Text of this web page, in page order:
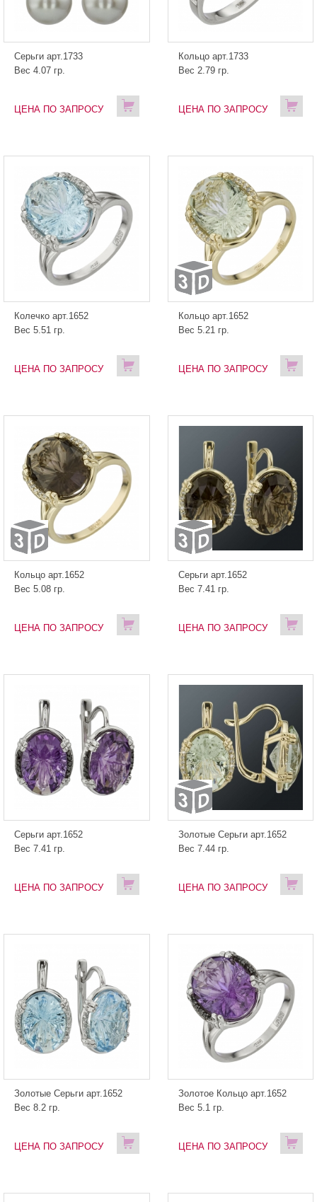
Серьги арт.1733
Вес 4.07 гр.
ЦЕНА ПО ЗАПРОСУ
Кольцо арт.1733
Вес 2.79 гр.
ЦЕНА ПО ЗАПРОСУ
Колечко арт.1652
Вес 5.51 гр.
ЦЕНА ПО ЗАПРОСУ
Кольцо арт.1652
Вес 5.21 гр.
ЦЕНА ПО ЗАПРОСУ
Кольцо арт.1652
Вес 5.08 гр.
ЦЕНА ПО ЗАПРОСУ
Серьги арт.1652
Вес 7.41 гр.
ЦЕНА ПО ЗАПРОСУ
Серьги арт.1652
Вес 7.41 гр.
ЦЕНА ПО ЗАПРОСУ
Золотые Серьги арт.1652
Вес 7.44 гр.
ЦЕНА ПО ЗАПРОСУ
Золотые Серьги арт.1652
Вес 8.2 гр.
ЦЕНА ПО ЗАПРОСУ
Золотое Кольцо арт.1652
Вес 5.1 гр.
ЦЕНА ПО ЗАПРОСУ